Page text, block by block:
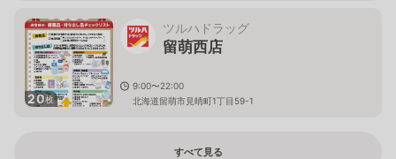
20枚
ツルハドラッグ
留萌西店
9:00〜22:00
北海道留萌市見晴町1丁目59-1
すべて見る